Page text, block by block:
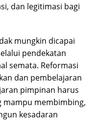
dan legitimasi bagi
mungkin dicapai
pendekatan
semata. Reformasi
dan pembelajaran
pimpinan harus
mampu membimbing,
kesadaran